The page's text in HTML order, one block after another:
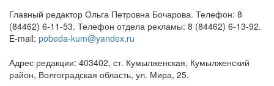
Главный редактор Ольга Петровна Бочарова. Телефон: 8
(84462) 6-11-53. Телефон отдела рекламы: 8 (84462) 6-13-92.
E-mail: pobeda-kum@yandex.ru
Адрес редакции: 403402, ст. Кумылженская, Кумылженский
район, Волгоградская область, ул. Мира, 25.